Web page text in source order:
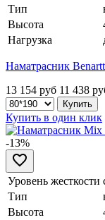
Тип
Высота
Нагрузка
Наматрасник
13 154 руб 11 438
Купить в один клик
-13%
Уровень жесткости
Тип
Высота